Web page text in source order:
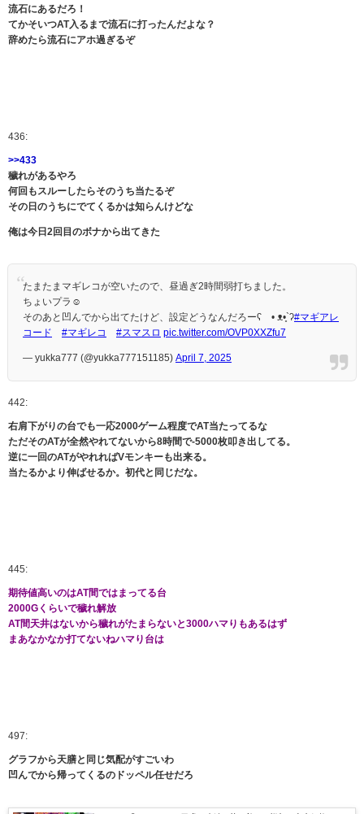
流石にあるだろ！
てかそいつAT入るまで流石に打ったんだよな？
辞めたら流石にアホ過ぎるぞ
436:
>>433
穢れがあるやろ
何回もスルーしたらそのうち当たるぞ
その日のうちにでてくるかは知らんけどな
俺は今日2回目のボナから出てきた
たまたまマギレコが空いたので、昼過ぎ2時間弱打ちました。
ちょいプラ☺
そのあと凹んでから出てたけど、設定どうなんだろーʕ⁠´⁠•⁠ ⁠ᴥ⁠•̥⁠`⁠ʔ#マギアレ
コード
#マギレコ #スマスロ pic.twitter.com/OVP0XXZfu7
— yukka777 (@yukka777151185) April 7, 2025
442:
右肩下がりの台でも一応2000ゲーム程度でAT当たってるな
ただそのATが全然やれてないから8時間で-5000枚叩き出してる。
逆に一回のATがやれればVモンキーも出来る。
当たるかより伸ばせるか。初代と同じだな。
445:
期待値高いのはAT間ではまってる台
2000Gくらいで穢れ解放
AT間天井はないから穢れがたまらないと3000ハマりもあるはず
まあなかなか打てないねハマり台は
497:
グラフから天膳と同じ気配がすごいわ
凹んでから帰ってくるのドッペル任せだろ